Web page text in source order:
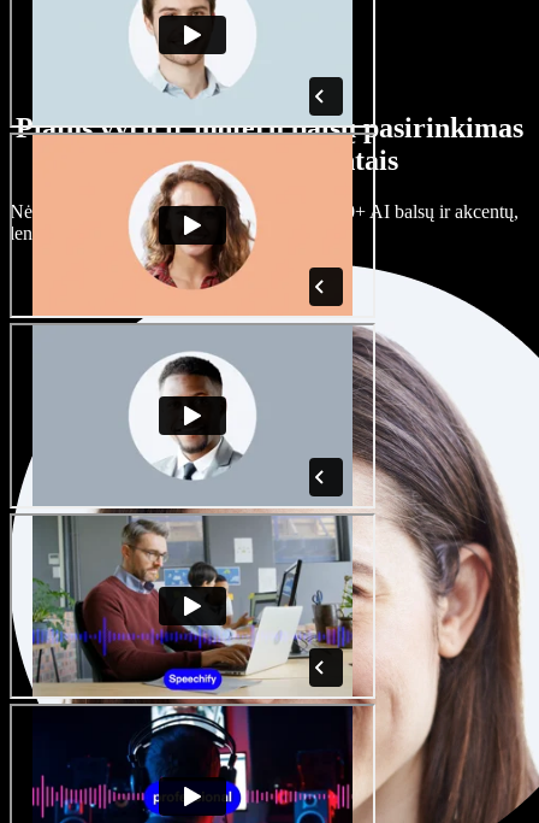
Platus vyrų ir moterų balsų pasirinkimas
su įvairiais akcentais
Nėra dviejų vienodų projektų. Rinkitės iš 100+ AI balsų ir akcentų,
lengvai juos prisitaikykite.